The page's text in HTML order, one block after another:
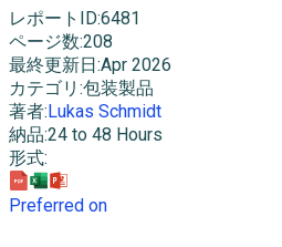
レポートID:6481
ページ数:208
最終更新日 :Apr 2026
カテゴリ :包装製品
著者: Lukas Schmidt
納品:24 to 48 Hours
形式:
Preferred on